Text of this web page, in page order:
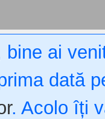
bine ai
dată
. Acolo îți